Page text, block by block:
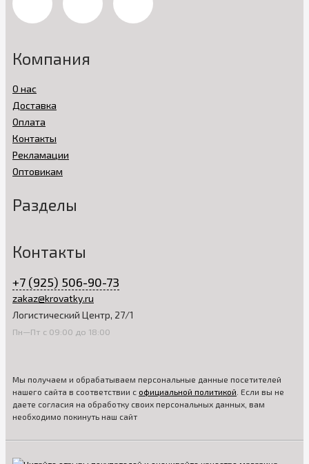
Компания
О нас
Доставка
Оплата
Контакты
Рекламации
Оптовикам
Разделы
Контакты
+7 (925) 506-90-73
zakaz@krovatky.ru
Логистический Центр, 27/1
Пн—Пт с 09:00 до 18:00
Мы получаем и обрабатываем персональные данные посетителей
нашего сайта в соответствии с официальной политикой . Если вы не
даете согласия на обработку своих персональных данных, вам
необходимо покинуть наш сайт